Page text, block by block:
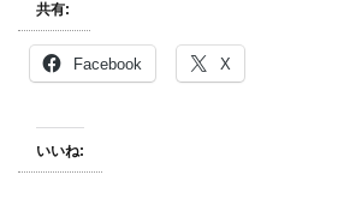
共有:
Facebook X
いいね: